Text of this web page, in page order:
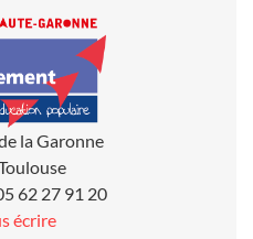
la Garonne
62 27 91 20
écrire